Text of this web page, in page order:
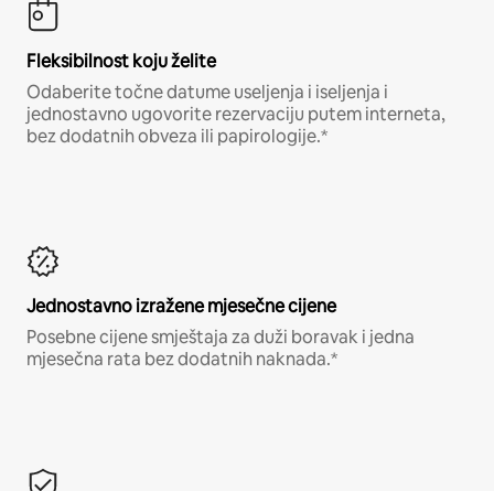
Fleksibilnost koju želite
Odaberite točne datume useljenja i iseljenja i
jednostavno ugovorite rezervaciju putem interneta,
bez dodatnih obveza ili papirologije.*
Jednostavno izražene mjesečne cijene
Posebne cijene smještaja za duži boravak i jedna
mjesečna rata bez dodatnih naknada.*